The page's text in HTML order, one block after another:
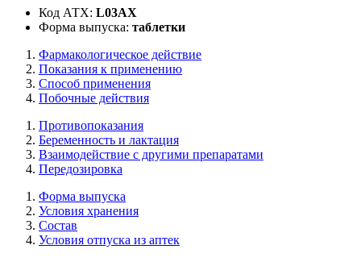
Код АТХ: L03AX
Форма выпуска: таблетки
Фармакологическое действие
Показания к применению
Способ применения
Побочные действия
Противопоказания
Беременность и лактация
Взаимодействие с другими препаратами
Передозировка
Форма выпуска
Условия хранения
Состав
Условия отпуска из аптек